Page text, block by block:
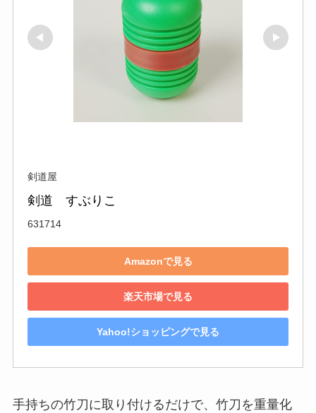
剣道屋
剣道　すぶりこ
631714
Amazonで見る
楽天市場で見る
Yahoo!ショッピングで見る
手持ちの竹刀に取り付けるだけで、竹刀を重量化